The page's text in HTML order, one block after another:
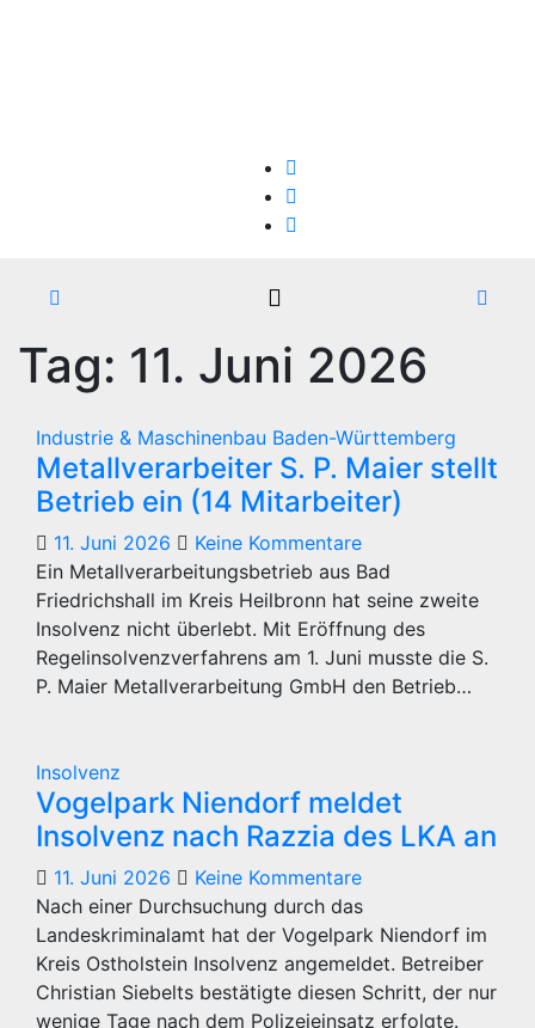
Tag: 11. Juni 2026
Industrie & Maschinenbau Baden-Württemberg
Metallverarbeiter S. P. Maier stellt
Betrieb ein (14 Mitarbeiter)
11. Juni 2026
Keine Kommentare
Ein Metallverarbeitungsbetrieb aus Bad
Friedrichshall im Kreis Heilbronn hat seine zweite
Insolvenz nicht überlebt. Mit Eröffnung des
Regelinsolvenzverfahrens am 1. Juni musste die S.
P. Maier Metallverarbeitung GmbH den Betrieb…
Insolvenz
Vogelpark Niendorf meldet
Insolvenz nach Razzia des LKA an
11. Juni 2026
Keine Kommentare
Nach einer Durchsuchung durch das
Landeskriminalamt hat der Vogelpark Niendorf im
Kreis Ostholstein Insolvenz angemeldet. Betreiber
Christian Siebelts bestätigte diesen Schritt, der nur
wenige Tage nach dem Polizeieinsatz erfolgte.